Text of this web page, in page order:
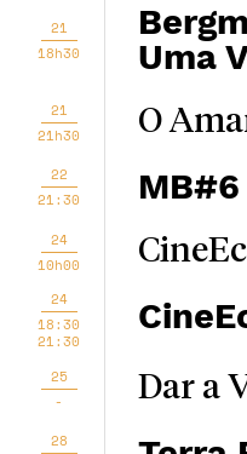
21
18h30
Uma
21
21h30
O
22
21:30
24
10h00
24
18:30
21:30
25
-
Dar a
28